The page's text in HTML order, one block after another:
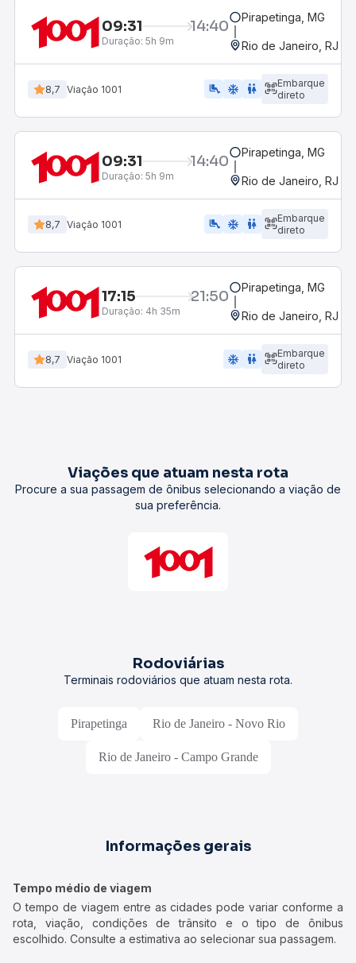
09:31 14:40
Duração: 5h 9m
Pirapetinga, MG
Rio de Janeiro, RJ -
8,7 Viação 1001 airline_seat_legroom_extra ac_unit WC
Embarque
direto
09:31 14:40
Duração: 5h 9m
Pirapetinga, MG
Rio de Janeiro, RJ -
8,7 Viação 1001 airline_seat_legroom_extra ac_unit wc
Embarque
direto
17:15 21:50
Duração: 4h 35m
Pirapetinga, MG
Rio de Janeiro, RJ -
8,7 Viação 1001 ac_unit wc
Embarque
direto
Viações que atuam nesta rota
Procure a sua passagem de ônibus selecionando a viação de
sua preferência.
Rodoviárias
Terminais rodoviários que atuam nesta rota.
Pirapetinga Rio de Janeiro - Novo Rio
Rio de Janeiro - Campo Grande
Informações gerais
Tempo médio de viagem
O tempo de viagem entre as cidades pode variar conforme a
rota, viação, condições de trânsito e o tipo de ônibus
escolhido. Consulte a estimativa ao selecionar sua passagem.